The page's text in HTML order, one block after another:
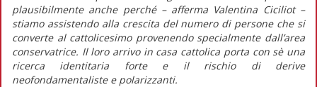
plausibilmente anche perché – afferma Valentina Ciciliot –
stiamo assistendo alla crescita del numero di persone che si
converte al cattolicesimo provenendo specialmente dall’area
conservatrice. Il loro arrivo in casa cattolica porta con sè una
ricerca identitaria forte e il rischio di derive
neofondamentaliste e polarizzanti.